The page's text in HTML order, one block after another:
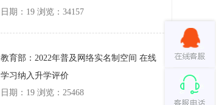
日期：19 浏览：34157
教育部：2022年普及网络实名制空间 在线
学习纳入升学评价
日期：19 浏览：25468